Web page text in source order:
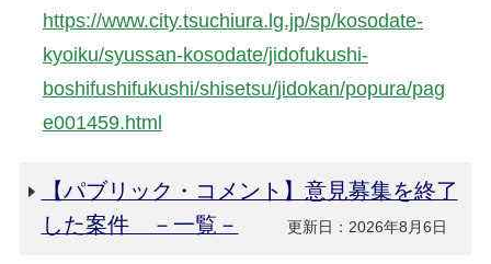
https://www.city.tsuchiura.lg.jp/sp/kosodate-
kyoiku/syussan-kosodate/jidofukushi-
boshifushifukushi/shisetsu/jidokan/popura/pag
e001459.html
【パブリック・コメント】意見募集を終了
した案件 －一覧－
更新日：2026年8月6日